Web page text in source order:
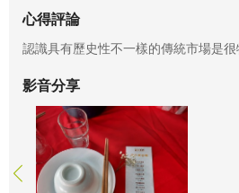
心得評論
認識具有歷史性不一樣的傳統市場是
影音分享